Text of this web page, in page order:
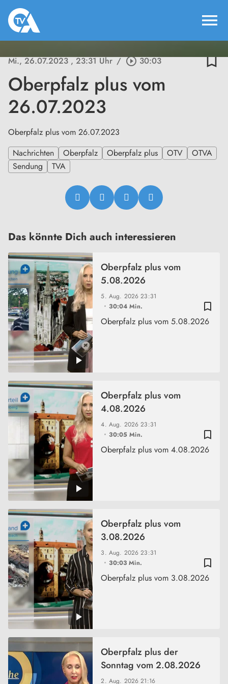
menu
Mi., 26.07.2023, 23:31 Uhr / play_circle_outline30:03 bookmark_border
Oberpfalz plus vom
26.07.2023
Oberpfalz plus vom 26.07.2023
Nachrichten
Oberpfalz Oberpfalz plus OTV
OTVA
Sendung
TVA
Das könnte Dich auch interessieren
bookmark_border
5. Aug. 202623:31
30:04 Min.
Oberpfalz plus vom
5.08.2026
Oberpfalz plus vom 5.08.2026
bookmark_border
4. Aug. 202623:31
30:05 Min.
Oberpfalz plus vom
4.08.2026
Oberpfalz plus vom 4.08.2026
bookmark_border
3. Aug. 202623:31
30:03 Min.
Oberpfalz plus vom
3.08.2026
Oberpfalz plus vom 3.08.2026
2. Aug. 202621:16
Oberpfalz plus der
Sonntag vom 2.08.2026